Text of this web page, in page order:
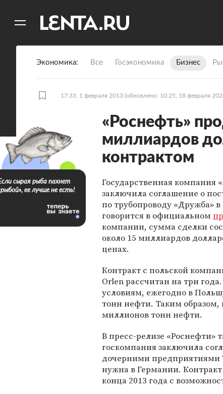
Экономика Все Госэкономика Бизнес
17:33, 1 февраля 2013 (обновлено: 10:25, 18 февраля
«Роснефть»
миллиардов
контрактом
Государственная компания
заключила соглашение о
по трубопроводу «Дружба»
говорится в официальном
компании, сумма сделки
около 15 миллиардов
ценах.
Контракт с польской
Orlen рассчитан на три
условиям, ежегодно в
тонн нефти. Таким образом,
миллионов тонн нефти.
В пресс-релизе «Роснефти»
госкомпания заключила
дочерними предприятиями
нужна в Германии.
конца 2013 года с
сырая рыба пахнет
ее лучше не есть!